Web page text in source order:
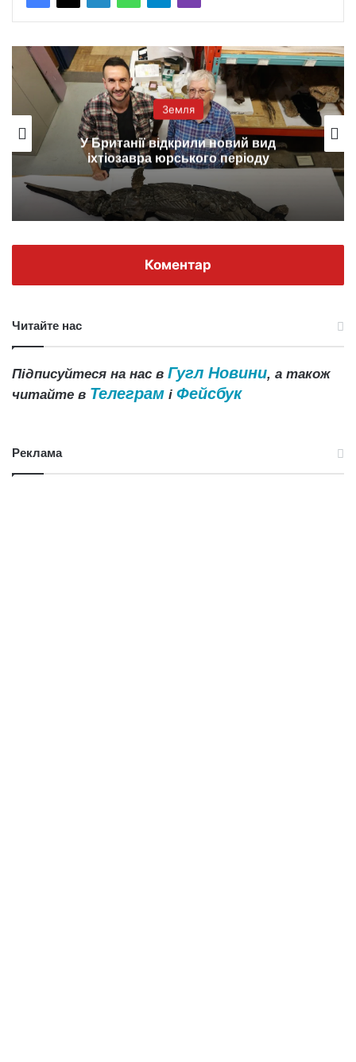
Земля
У Британії відкрили новий вид
іхтіозавра юрського періоду
Коментар
Читайте нас
Підписуйтеся на нас в Гугл Новини, а також
читайте в Телеграм і Фейсбук
Реклама